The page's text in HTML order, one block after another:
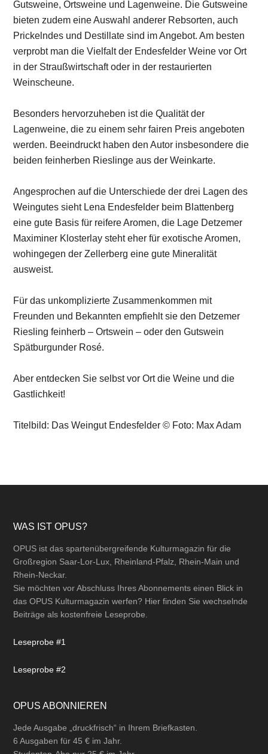
Gutsweine, Ortsweine und Lagenweine. Die Gutsweine
bieten zudem eine Auswahl anderer Rebsorten, auch
Prickelndes und Destillate sind im Angebot. Am besten
verprobt man die Vielfalt der Endesfelder Weine vor Ort
in der Straußwirtschaft oder in der restaurierten
Weinscheune.
Besonders hervorzuheben ist die Qualität der
Lagenweine, die zu einem sehr fairen Preis angeboten
werden. Beeindruckt haben den Autor insbesondere die
beiden feinherben Rieslinge aus der Weinkarte.
Angesprochen auf die Unterschiede der drei Lagen des
Weingutes sieht Lena Endesfelder beim Blattenberg
eine gute Basis für reifere Aromen, die Lage Detzemer
Maximiner Klosterlay steht eher für exotische Aromen,
wohingegen der Zellerberg eine gute Mineralität
ausweist.
Für das unkomplizierte Zusammenkommen mit
Freunden und Bekannten empfiehlt sie den Detzemer
Riesling feinherb – Ortswein – oder den Gutswein
Spätburgunder Rosé.
Aber entdecken Sie selbst vor Ort die Weine und die
Gastlichkeit!
Titelbild: Das Weingut Endesfelder © Foto: Max Adam
Footer
WAS IST OPUS?
OPUS ist das spartenübergreifende Kulturmagazin für die
Großregion Saar-Lor-Lux, Rheinland-Pfalz, Rhein-Main und
Rhein-Neckar.
Sie möchten vor Abschluss Ihres Abonnements einen Blick in
das OPUS Kulturmagazin werfen? Hier finden Sie wechselnde
Beiträge als kostenfreie Leseprobe.
Leseprobe #1
Leseprobe #2
OPUS ABONNIEREN
Jede Ausgabe „druckfrisch“ in Ihrem Briefkasten.
6 Ausgaben für 45 € im Jahr.